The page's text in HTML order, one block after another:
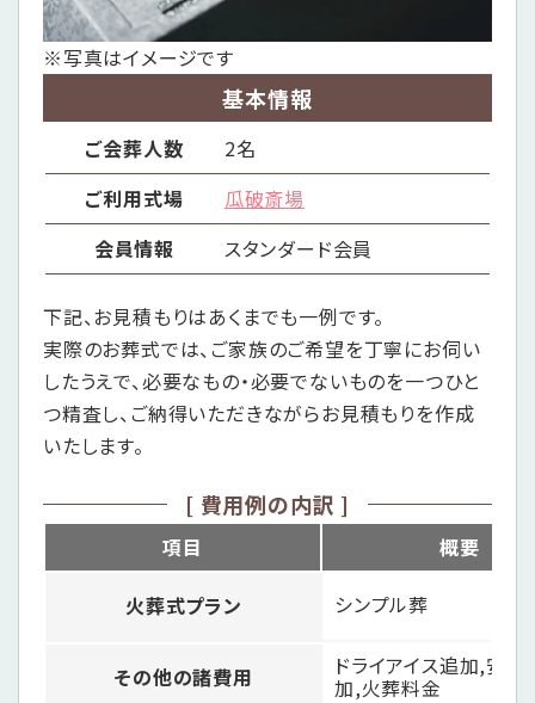
※写真はイメージです
基本情報
ご会葬人数
2名
ご利用式場
瓜破斎場
会員情報
スタンダード会員
下記、お見積もりはあくまでも一例です。
実際のお葬式では、ご家族のご希望を丁寧にお伺い
したうえで、必要なもの・必要でないものを一つひと
つ精査し、 ご納得いただきながらお見積もりを作成
いたします。
[ 費用例の内訳 ]
項目 概要
火葬式プラン シンプル葬
その他の諸費用 ドライアイス追加,安置
加,火葬料金